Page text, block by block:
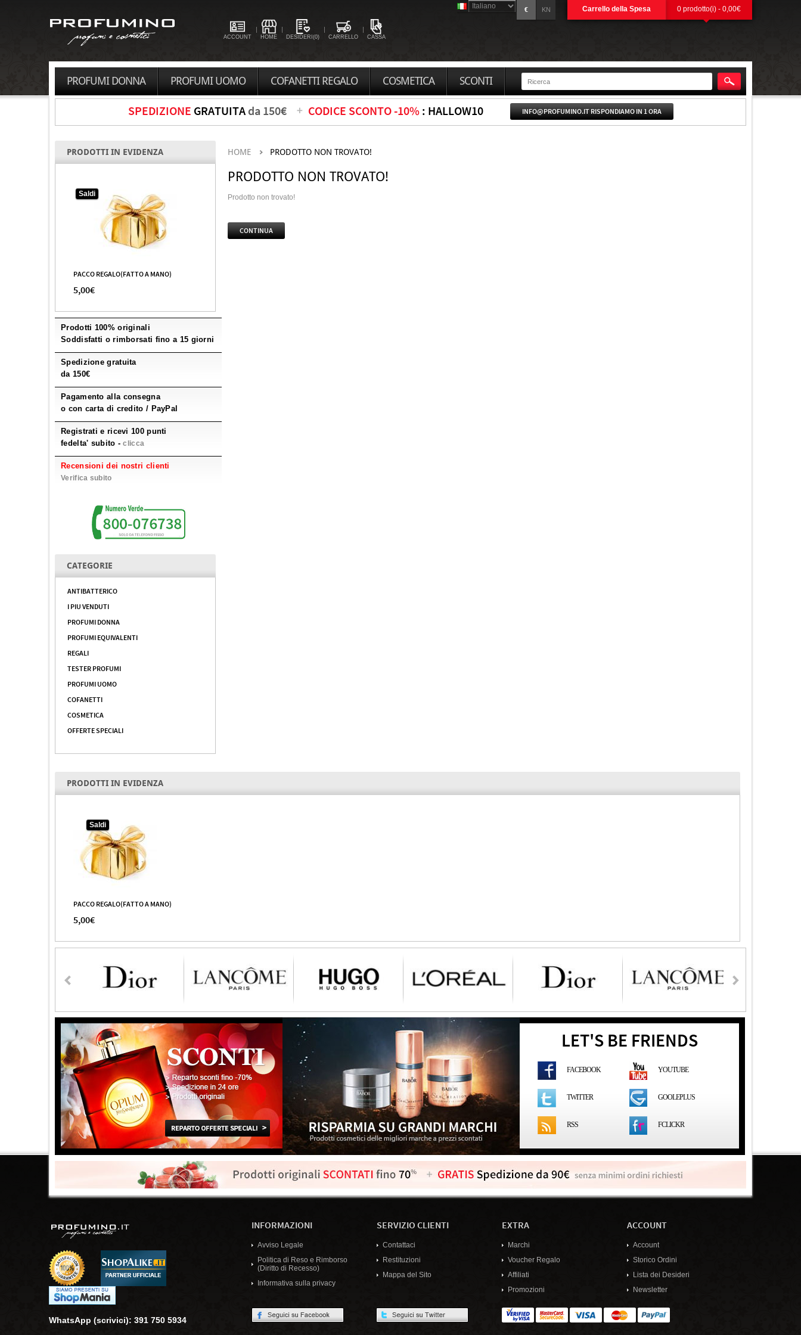
€ KN Carrello della Spesa 0 prodotto(i) - 0,00€
ACCOUNT HOME DESIDERI(0) CARRELLO CASSA
PROFUMI DONNA PROFUMI UOMO COFANETTI REGALO COSMETICA SCONTI
SPEDIZIONE GRATUITAda 150€ CODICE SCONTO -10% : HALLOW10 INFO@PROFUMINO.IT RISPONDIAMO IN 1 ORA
PRODOTTI IN EVIDENZA
Saldi
PACCO REGALO(FATTO A MANO)
5,00€
Prodotti 100% originali
Soddisfatti o rimborsati fino a 15 giorni
Spedizione gratuita
da 150€
Pagamento alla consegna
o con carta di credito / PayPal
Registrati e ricevi 100 punti
fedelta' subito -clicca
Recensioni dei nostri clienti
Verifica subito
CATEGORIE
ANTIBATTERICO
I PIU VENDUTI
PROFUMI DONNA
PROFUMI EQUIVALENTI
REGALI
TESTER PROFUMI
PROFUMI UOMO
COFANETTI
COSMETICA
OFFERTE SPECIALI
HOME PRODOTTO NON TROVATO!
PRODOTTO NON TROVATO!
Prodotto non trovato!
CONTINUA
PRODOTTI IN EVIDENZA
Saldi
PACCO REGALO(FATTO A MANO)
5,00€
LET'S BE FRIENDS
FACEBOOK YOUTUBE
TWITTER GOOLEPLUS
RSS FCLICKR
WhatsApp (scrivici): 391 750 5934
INFORMAZIONI
Avviso Legale
Politica di Reso e Rimborso
(Diritto di Recesso)
Informativa sulla privacy
SERVIZIO CLIENTI
Contattaci
Restituzioni
Mappa del Sito
EXTRA
Marchi
Voucher Regalo
Affiliati
Promozioni
ACCOUNT
Account
Storico Ordini
Lista dei Desideri
Newsletter